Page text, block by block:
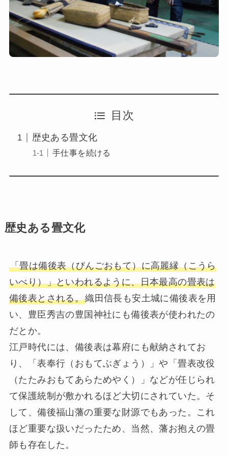
目次
歴史ある畳文化
手仕事を続ける
歴史ある畳文化
「畳は備後表（びんごおもて）に高麗縁（こうら
いべり）」といわれるように、日本最高の畳表は
備後表とされる。織田信長も安土城に備後表を用
い、豊臣秀吉の豊国神社にも備後表が使われたの
だとか。
江戸時代には、備後表は幕府にも献納されてお
り、「表奉行（おもてぶぎょう）」や「畳表改役
（たたみおもてあらためやく）」などが任じられ
て保護統制が敷かれるほど大切にされていた。そ
して、備後福山藩の重要な財源でもあった。これ
ほど重要な扱いだったため、当然、藩お抱えの畳
師も存在した。